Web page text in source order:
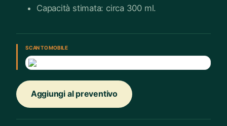
Capacità stimata: circa 300 ml.
SCAN TO MOBILE
Aggiungi al preventivo